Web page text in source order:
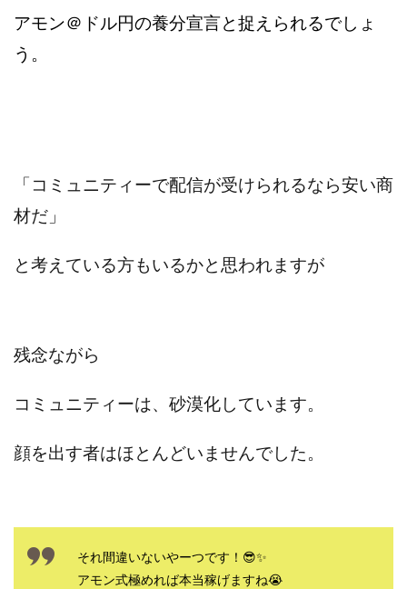
アモン＠ドル円の養分宣言と捉えられるでしょ
う。
「コミュニティーで配信が受けられるなら安い商
材だ」
と考えている方もいるかと思われますが
残念ながら
コミュニティーは、砂漠化しています。
顔を出す者はほとんどいませんでした。
それ間違いないやーつです！😎✨
アモン式極めれば本当稼げますね😭